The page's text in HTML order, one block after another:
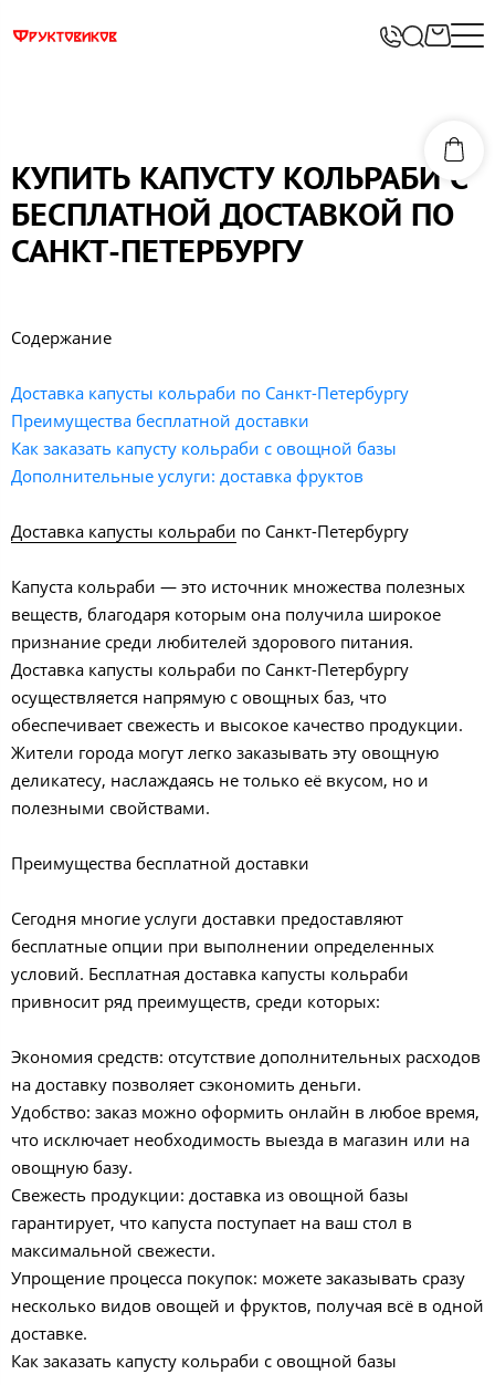
КУПИТЬ КАПУСТУ КОЛЬРАБИ С
БЕСПЛАТНОЙ ДОСТАВКОЙ ПО
САНКТ-ПЕТЕРБУРГУ
Содержание
Доставка капусты кольраби по Санкт-Петербургу
Преимущества бесплатной доставки
Как заказать капусту кольраби с овощной базы
Дополнительные услуги: доставка фруктов
Доставка капусты кольраби по Санкт-Петербургу
Капуста кольраби — это источник множества полезных
веществ, благодаря которым она получила широкое
признание среди любителей здорового питания.
Доставка капусты кольраби по Санкт-Петербургу
осуществляется напрямую с овощных баз, что
обеспечивает свежесть и высокое качество продукции.
Жители города могут легко заказывать эту овощную
деликатесу, наслаждаясь не только её вкусом, но и
полезными свойствами.
Преимущества бесплатной доставки
Сегодня многие услуги доставки предоставляют
бесплатные опции при выполнении определенных
условий. Бесплатная доставка капусты кольраби
привносит ряд преимуществ, среди которых:
Экономия средств: отсутствие дополнительных расходов
на доставку позволяет сэкономить деньги.
Удобство: заказ можно оформить онлайн в любое время,
что исключает необходимость выезда в магазин или на
овощную базу.
Свежесть продукции: доставка из овощной базы
гарантирует, что капуста поступает на ваш стол в
максимальной свежести.
Упрощение процесса покупок: можете заказывать сразу
несколько видов овощей и фруктов, получая всё в одной
доставке.
Как заказать капусту кольраби с овощной базы